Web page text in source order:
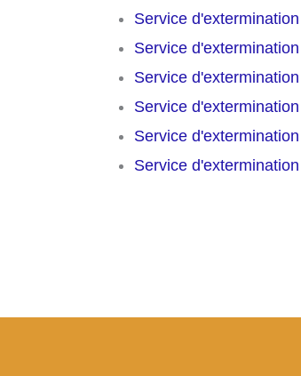
Service
Service
Service
Service
Service
Service